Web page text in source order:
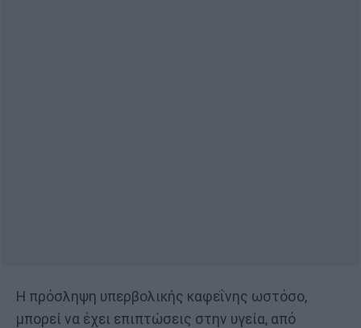
Η πρόσληψη υπερβολικής καφεΐνης ωστόσο,
μπορεί να έχει επιπτώσεις στην υγεία, από